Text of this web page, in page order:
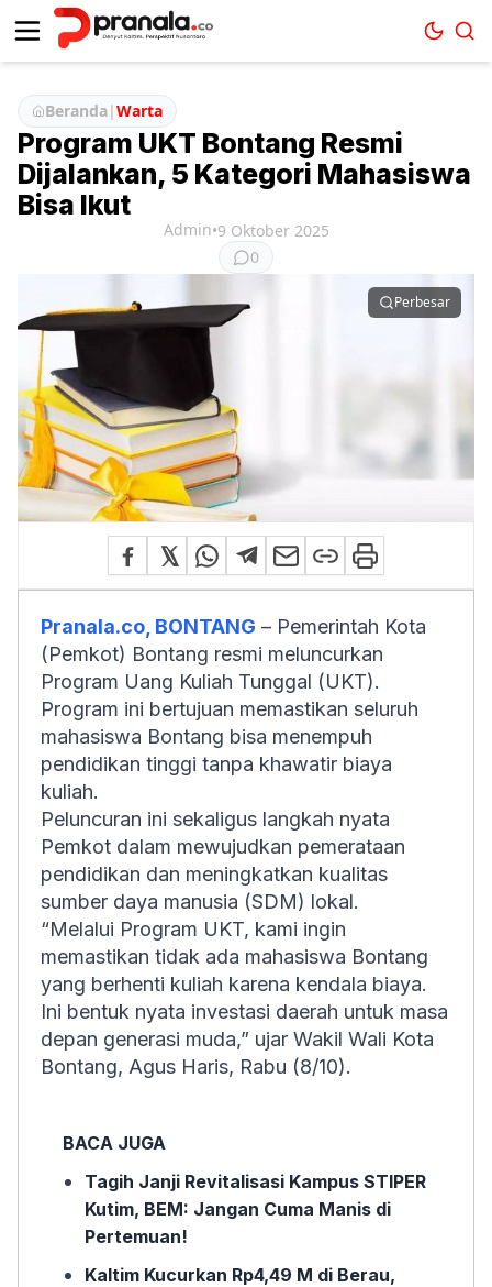
Beranda|Warta
Program UKT Bontang Resmi
Dijalankan, 5 Kategori Mahasiswa
Bisa Ikut
Admin•9 Oktober 2025
0
Perbesar
Pranala.co, BONTANG – Pemerintah Kota
(Pemkot) Bontang resmi meluncurkan
Program Uang Kuliah Tunggal (UKT).
Program ini bertujuan memastikan seluruh
mahasiswa Bontang bisa menempuh
pendidikan tinggi tanpa khawatir biaya
kuliah.
Peluncuran ini sekaligus langkah nyata
Pemkot dalam mewujudkan pemerataan
pendidikan dan meningkatkan kualitas
sumber daya manusia (SDM) lokal.
“Melalui Program UKT, kami ingin
memastikan tidak ada mahasiswa Bontang
yang berhenti kuliah karena kendala biaya.
Ini bentuk nyata investasi daerah untuk masa
depan generasi muda,” ujar Wakil Wali Kota
Bontang, Agus Haris, Rabu (8/10).
BACA JUGA
Tagih Janji Revitalisasi Kampus STIPER
Kutim, BEM: Jangan Cuma Manis di
Pertemuan!
Kaltim Kucurkan Rp4,49 M di Berau,